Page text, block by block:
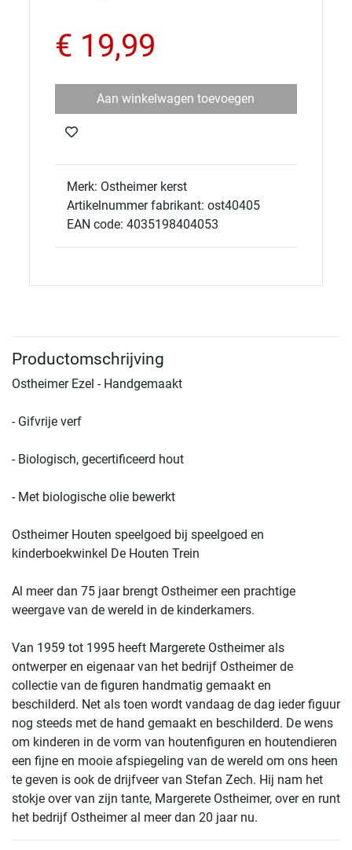
€ 19,99
Aan winkelwagen toevoegen
Merk: Ostheimer kerst
Artikelnummer fabrikant: ost40405
EAN code: 4035198404053
Productomschrijving
Ostheimer Ezel - Handgemaakt
- Gifvrije verf
- Biologisch, gecertificeerd hout
- Met biologische olie bewerkt
Ostheimer Houten speelgoed bij speelgoed en
kinderboekwinkel De Houten Trein
Al meer dan 75 jaar brengt Ostheimer een prachtige
weergave van de wereld in de kinderkamers.
Van 1959 tot 1995 heeft Margerete Ostheimer als
ontwerper en eigenaar van het bedrijf Ostheimer de
collectie van de figuren handmatig gemaakt en
beschilderd. Net als toen wordt vandaag de dag ieder figuur
nog steeds met de hand gemaakt en beschilderd. De wens
om kinderen in de vorm van houtenfiguren en houtendieren
een fijne en mooie afspiegeling van de wereld om ons heen
te geven is ook de drijfveer van Stefan Zech. Hij nam het
stokje over van zijn tante, Margerete Ostheimer, over en runt
het bedrijf Ostheimer al meer dan 20 jaar nu.